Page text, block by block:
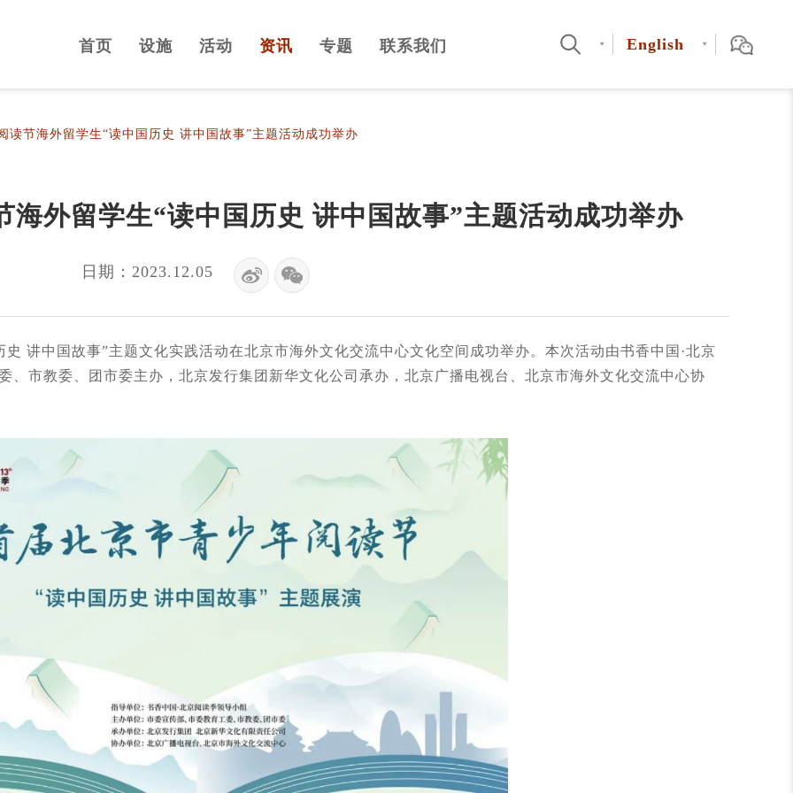
首页 设施 活动 资讯 专题 联系我们 English
读节海外留学生“读中国历史 讲中国故事”主题活动成功举办
海外留学生“读中国历史 讲中国故事”主题活动成功举办
日期：2023.12.05
讲中国故事”主题文化实践活动在北京市海外文化交流中心文化空间成功举办。本次活动由书香中国·北京
、市教委、团市委主办，北京发行集团新华文化公司承办，北京广播电视台、北京市海外文化交流中心协